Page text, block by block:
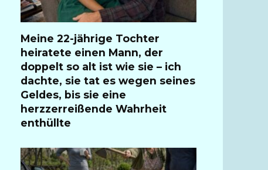
Meine 22-jährige Tochter
heiratete einen Mann, der
doppelt so alt ist wie sie – ich
dachte, sie tat es wegen seines
Geldes, bis sie eine
herzzerreißende Wahrheit
enthüllte